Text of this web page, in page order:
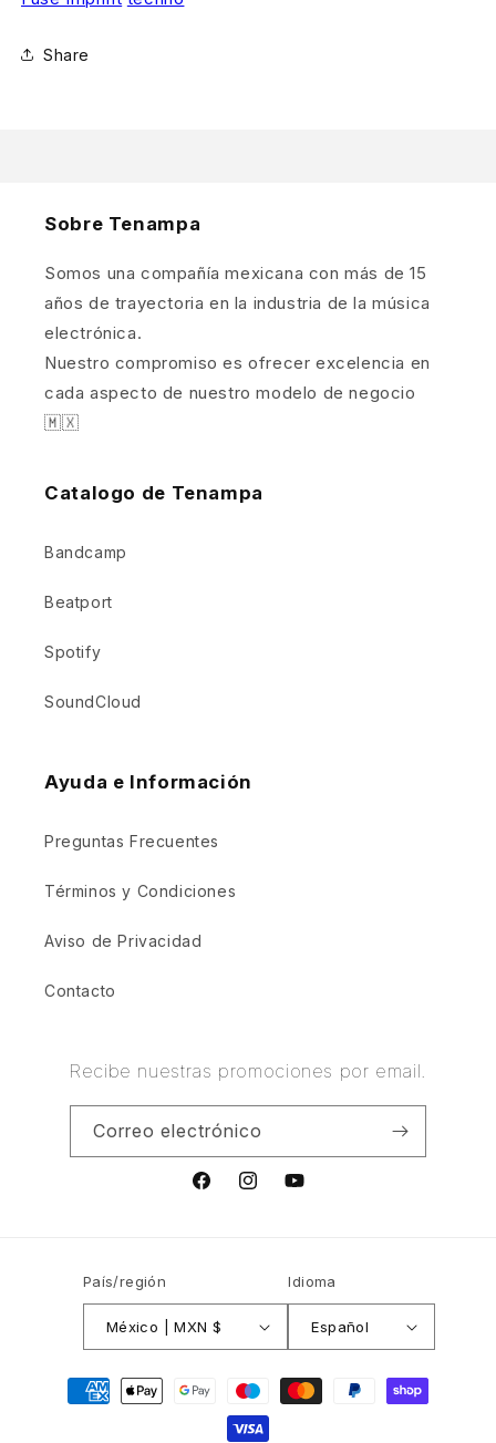
Share
Sobre Tenampa
Somos una compañía mexicana con más de 15
años de trayectoria en la industria de la música
electrónica.
Nuestro compromiso es ofrecer excelencia en
cada aspecto de nuestro modelo de negocio
🇲🇽
Catalogo de Tenampa
Bandcamp
Beatport
Spotify
SoundCloud
Ayuda e Información
Preguntas Frecuentes
Términos y Condiciones
Aviso de Privacidad
Contacto
Recibe nuestras promociones por email.
Correo electrónico
FacebookInstagramYouTube
País/región
México | MXN $
Idioma
Español
Formas